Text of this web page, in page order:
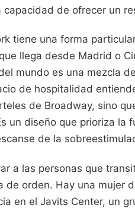
capacidad de ofrecer un
tiene una forma
llega desde Madrid o
mundo es una mezcla
de hospitalidad
de Broadway, sino
un diseño que prioriza la
de la
a las personas que
de orden. Hay una mujer
en el Javits Center, un